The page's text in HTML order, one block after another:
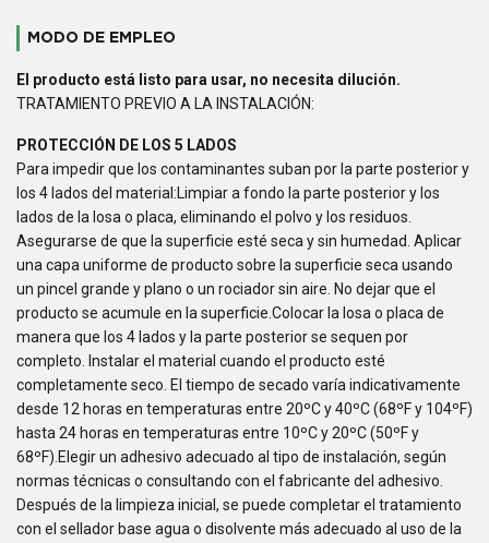
MODO DE EMPLEO
El producto está listo para usar, no necesita dilución.
TRATAMIENTO PREVIO A LA INSTALACIÓN:
PROTECCIÓN DE LOS 5 LADOS
Para impedir que los contaminantes suban por la parte posterior y
los 4 lados del material:Limpiar a fondo la parte posterior y los
lados de la losa o placa, eliminando el polvo y los residuos.
Asegurarse de que la superficie esté seca y sin humedad. Aplicar
una capa uniforme de producto sobre la superficie seca usando
un pincel grande y plano o un rociador sin aire. No dejar que el
producto se acumule en la superficie.Colocar la losa o placa de
manera que los 4 lados y la parte posterior se sequen por
completo. Instalar el material cuando el producto esté
completamente seco. El tiempo de secado varía indicativamente
desde 12 horas en temperaturas entre 20ºC y 40ºC (68ºF y 104ºF)
hasta 24 horas en temperaturas entre 10ºC y 20ºC (50ºF y
68ºF).Elegir un adhesivo adecuado al tipo de instalación, según
normas técnicas o consultando con el fabricante del adhesivo.
Después de la limpieza inicial, se puede completar el tratamiento
con el sellador base agua o disolvente más adecuado al uso de la